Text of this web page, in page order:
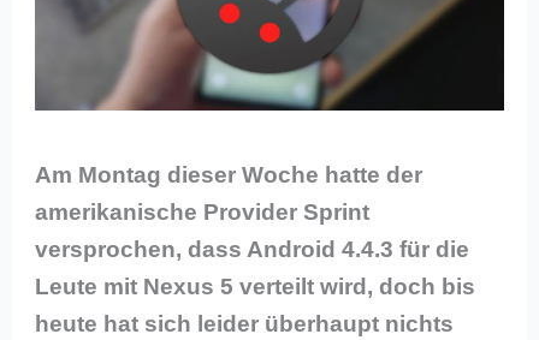
Am Montag dieser Woche hatte der
amerikanische Provider Sprint
versprochen, dass Android 4.4.3 für die
Leute mit Nexus 5 verteilt wird, doch bis
heute hat sich leider überhaupt nichts